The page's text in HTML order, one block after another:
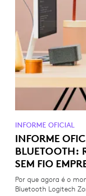
INFORME OFICIAL
INFORME
BLUETOOTH:
SEM FIO
Por que agora é o
Bluetooth Logitech